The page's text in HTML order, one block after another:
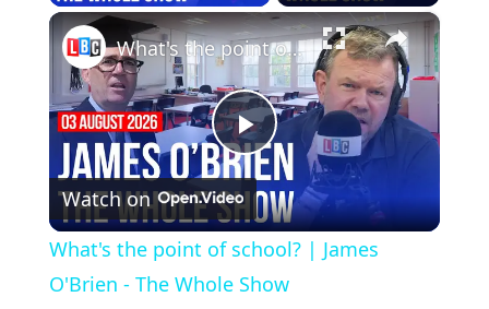
×
Play
Video
What's the point of school? | James O'Brien - The Whole Show
Watch on
What's the point of school? | James
O'Brien - The Whole Show